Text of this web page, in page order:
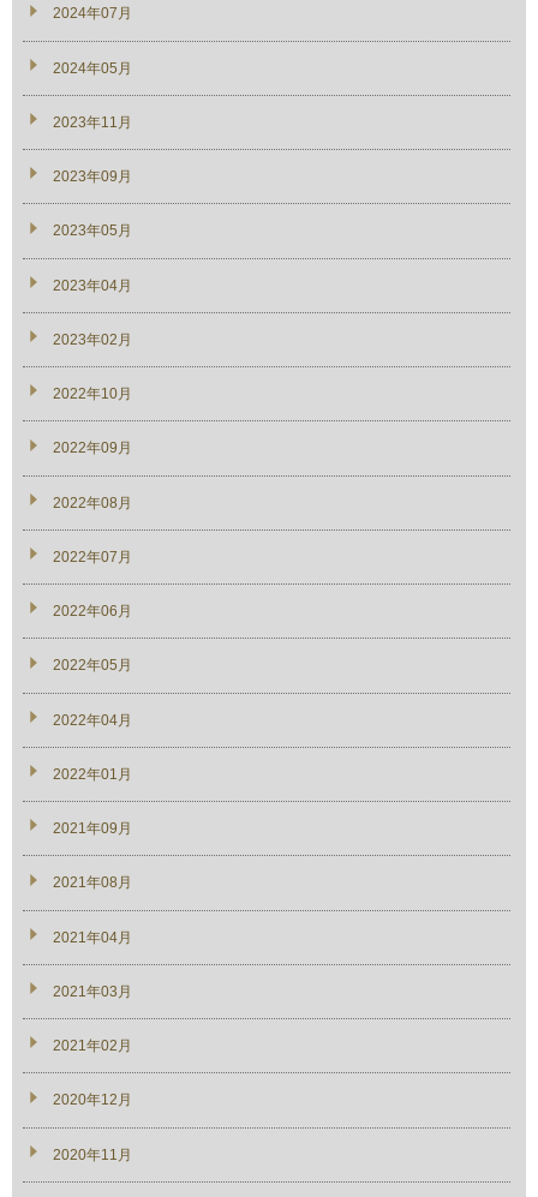
2024年07月
2024年05月
2023年11月
2023年09月
2023年05月
2023年04月
2023年02月
2022年10月
2022年09月
2022年08月
2022年07月
2022年06月
2022年05月
2022年04月
2022年01月
2021年09月
2021年08月
2021年04月
2021年03月
2021年02月
2020年12月
2020年11月